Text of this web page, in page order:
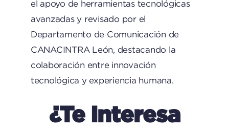
el apoyo de herramientas tecnológicas
avanzadas y revisado por el
Departamento de Comunicación de
CANACINTRA León, destacando la
colaboración entre innovación
tecnológica y experiencia humana.
¿Te Interesa